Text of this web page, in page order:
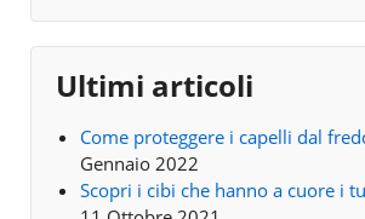
Ultimi articoli
Come proteggere i capelli dal
Gennaio 2022
Scopri i cibi che hanno a cuore i